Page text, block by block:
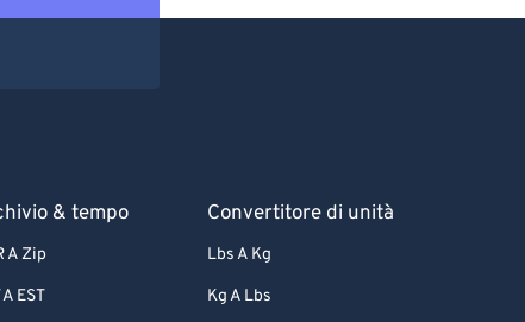
& tempo
A Zip
A EST
Convertitore di unità
Lbs A Kg
Kg A Lbs